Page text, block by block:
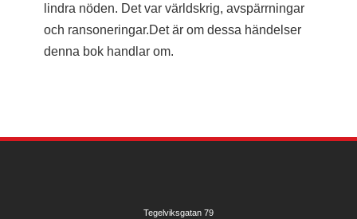
lindra nöden. Det var världskrig, avspärrningar
och ransoneringar.Det är om dessa händelser
denna bok handlar om.
Tegelviksgatan 79